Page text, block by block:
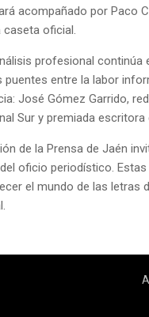
acompañado por
caseta oficial.
profesional continúa
entre la labor
José Gómez Garrido,
Sur y premiada
de la Prensa de Jaén
oficio periodístico.
el mundo de las